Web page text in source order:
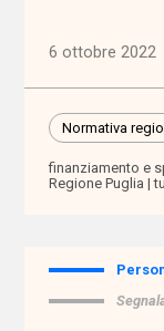
Alleanza
per
l'infanzia
allontanamento
Alzheimer
6 ottobre 2022
Normativa
finanziamento e
Regione Puglia